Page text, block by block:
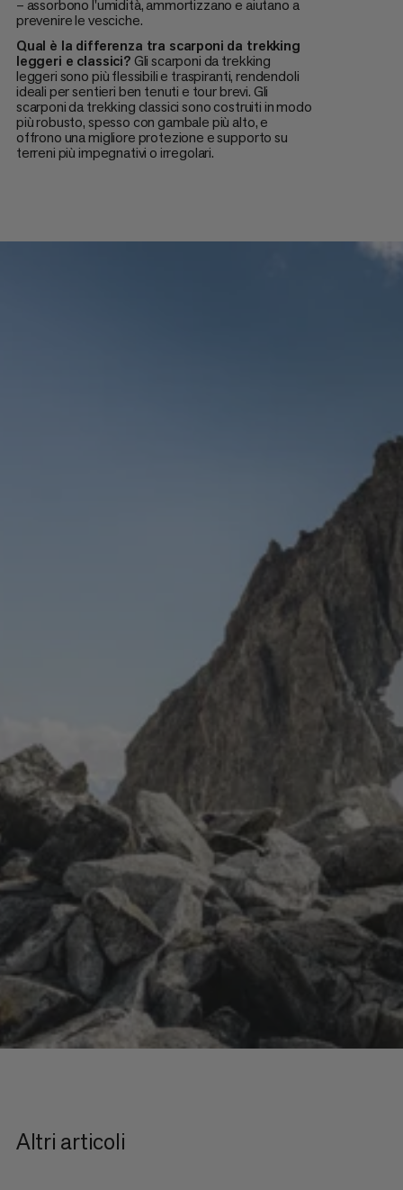
– assorbono l'umidità, ammortizzano e aiutano a
prevenire le vesciche.
Qual è la differenza tra scarponi da trekking
leggeri e classici?Gli scarponi da trekking
leggeri sono più flessibili e traspiranti, rendendoli
ideali per sentieri ben tenuti e tour brevi. Gli
scarponi da trekking classici sono costruiti in modo
più robusto, spesso con gambale più alto, e
offrono una migliore protezione e supporto su
terreni più impegnativi o irregolari.
Altri articoli